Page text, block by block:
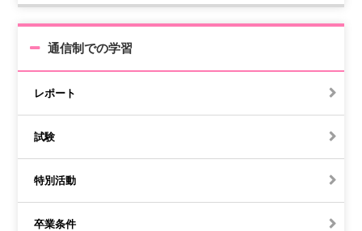
通信制での学習
レポート
試験
特別活動
卒業条件